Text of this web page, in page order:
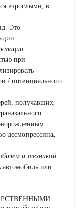
взрослыми, в
Это
при
/ потенциального
получавших
десмопрессина,
и техникой
автомобиль или